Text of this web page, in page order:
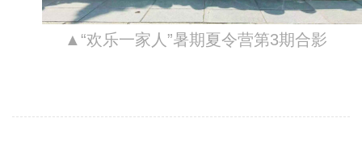
▲“欢乐一家人”暑期夏令营第3期合影